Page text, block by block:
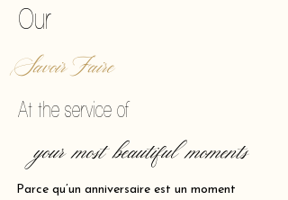
Our
Savoir Faire
At the service of
your most beautiful moments
Parce qu’un anniversaire est un moment